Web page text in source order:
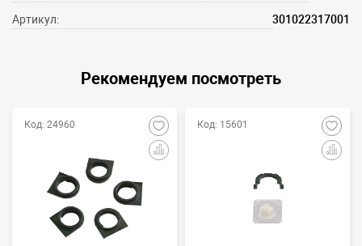
Артикул: 301022317001
Рекомендуем посмотреть
Код: 24960 Код: 15601